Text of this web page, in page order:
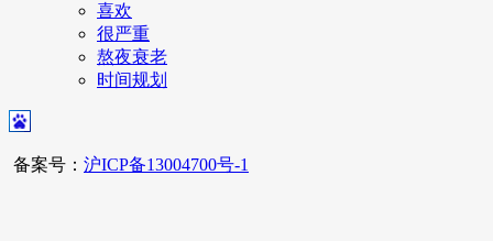
喜欢
很严重
熬夜衰老
时间规划
备案号： 沪ICP备13004700号-1